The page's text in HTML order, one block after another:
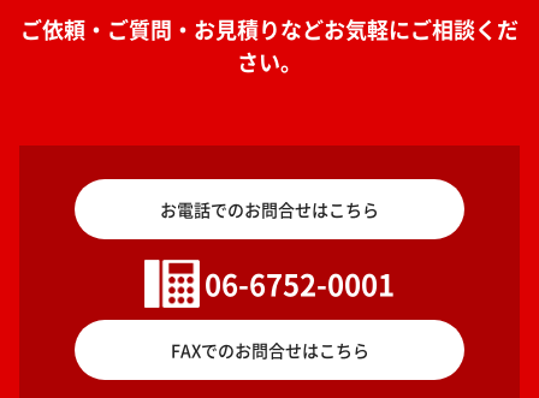
ご依頼・ご質問・お見積りなどお気軽にご相談くだ
さい。
お電話でのお問合せはこちら
06-6752-0001
FAXでのお問合せはこちら